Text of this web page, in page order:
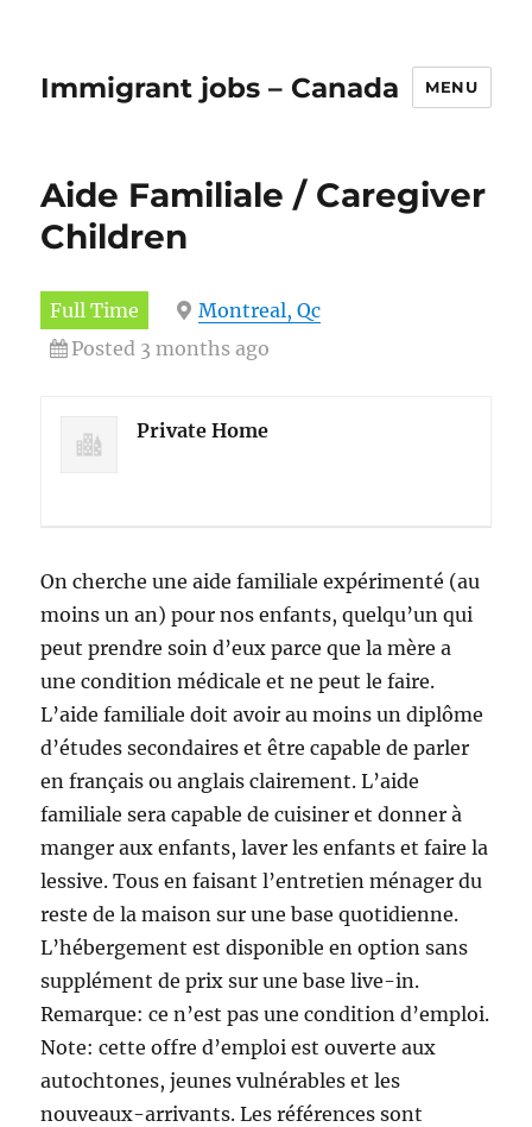
Immigrant jobs – Canada MENU
Aide Familiale / Caregiver
Children
Full Time
Montreal, Qc
Posted 3 months ago
Private Home
On cherche une aide familiale expérimenté (au
moins un an) pour nos enfants, quelqu’un qui
peut prendre soin d’eux parce que la mère a
une condition médicale et ne peut le faire.
L’aide familiale doit avoir au moins un diplôme
d’études secondaires et être capable de parler
en français ou anglais clairement. L’aide
familiale sera capable de cuisiner et donner à
manger aux enfants, laver les enfants et faire la
lessive. Tous en faisant l’entretien ménager du
reste de la maison sur une base quotidienne.
L’hébergement est disponible en option sans
supplément de prix sur une base live-in.
Remarque: ce n’est pas une condition d’emploi.
Note: cette offre d’emploi est ouverte aux
autochtones, jeunes vulnérables et les
nouveaux-arrivants. Les références sont